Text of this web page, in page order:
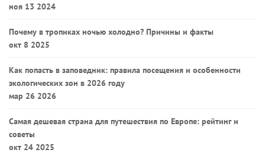
ноя 13 2024
Почему в тропиках ночью холодно? Причины и факты
окт 8 2025
Как попасть в заповедник: правила посещения и особенности
экологических зон в 2026 году
мар 26 2026
Самая дешевая страна для путешествия по Европе: рейтинг и
советы
окт 24 2025